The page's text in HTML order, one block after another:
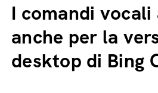
I comandi
anche per la
desktop di Bing